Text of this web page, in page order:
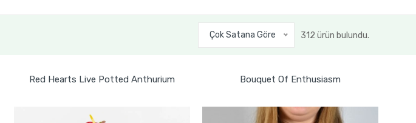
Çok Satana Göre 312 ürün bulundu.
Red Hearts Live Potted Anthurium Bouquet Of Enthusiasm